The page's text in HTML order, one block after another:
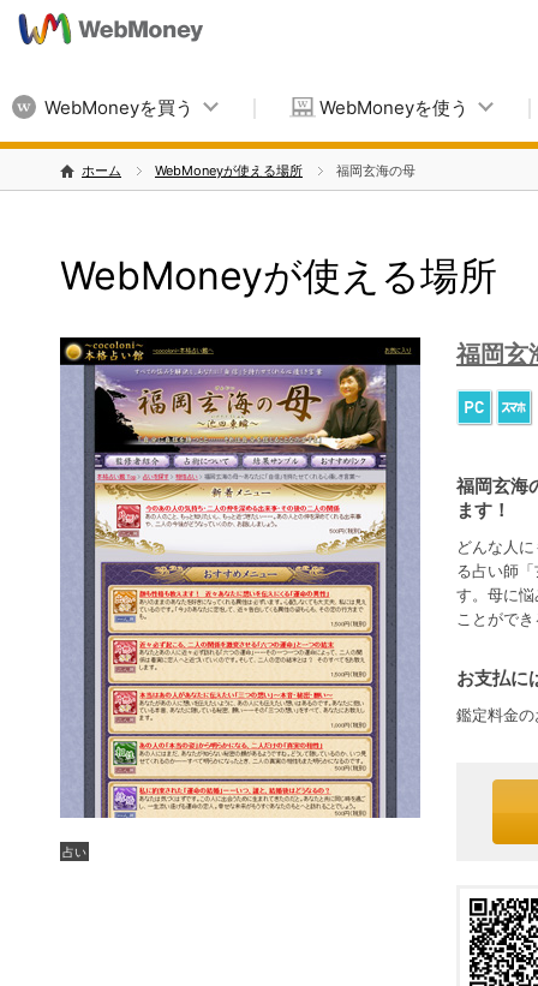
WebMoneyを買う WebMoneyを使う
ホーム WebMoneyが使える場所 福岡玄海の母
WebMoneyが使える場所
占い
福岡玄
福岡玄海
ます！
どんな人
る占い師
す。母に
ことがで
お支払に
鑑定料金